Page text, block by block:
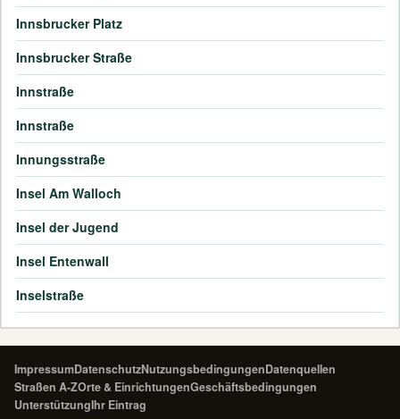
Innsbrucker Platz
Innsbrucker Straße
Innstraße
Innstraße
Innungsstraße
Insel Am Walloch
Insel der Jugend
Insel Entenwall
Inselstraße
ImpressumDatenschutzNutzungsbedingungenDatenquellen
Straßen A-ZOrte & EinrichtungenGeschäftsbedingungen
UnterstützungIhr Eintrag